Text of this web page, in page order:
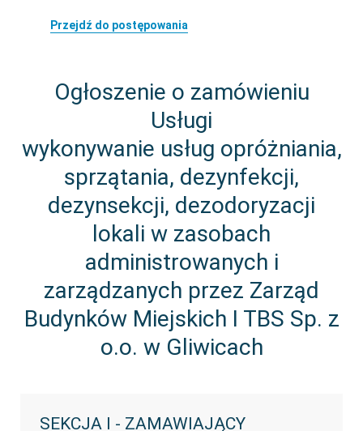
Przejdź do postępowania
Ogłoszenie o zamówieniu
Usługi
wykonywanie usług opróżniania,
sprzątania, dezynfekcji,
dezynsekcji, dezodoryzacji
lokali w zasobach
administrowanych i
zarządzanych przez Zarząd
Budynków Miejskich I TBS Sp. z
o.o. w Gliwicach
SEKCJA I - ZAMAWIAJĄCY